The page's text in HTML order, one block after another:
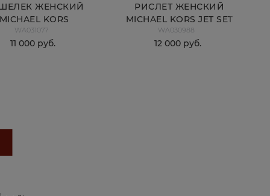
ЖЕНСКИЙ
KORS
WA031077
11 000 руб.
РИСЛЕТ ЖЕНСКИЙ
MICHAEL KORS JET SET
TRAVEL
WA030988
12 000 руб.